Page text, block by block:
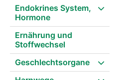
Endokrines System,
Hormone
Ernährung und
Stoffwechsel
Geschlechtsorgane